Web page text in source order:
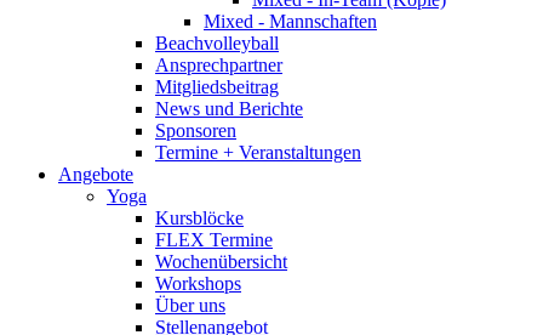
Mixed - Mannschaften
Beachvolleyball
Ansprechpartner
Mitgliedsbeitrag
News und Berichte
Sponsoren
Termine + Veranstaltungen
Angebote
Yoga
Kursblöcke
FLEX Termine
Wochenübersicht
Workshops
Über uns
Stellenangebot